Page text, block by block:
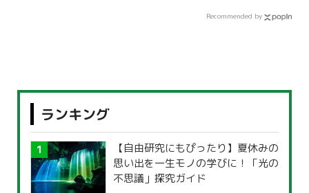
Recommended by
ランキング
【自由研究にもぴったり】夏休みの
思い出を一生モノの学びに！「光の
不思議」探究ガイド